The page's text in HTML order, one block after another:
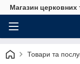
Магазин церковних
Товари та